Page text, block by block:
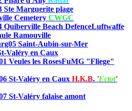
Ste Marguerite plage
Cemetery CWGC
Quiberville Beach DefenceLuftwaffe
Ramouville
Saint-Aubin-sur-Mer
Valéry en Caux
Veules les RosesFuMG "Fliege"
St-Valéry en Caux H.K.B. 'Ectot'
St-Valéry falaise amont